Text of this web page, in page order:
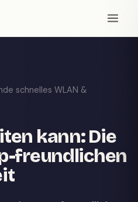
schnelles WLAN &
kann: Die
freundlichen